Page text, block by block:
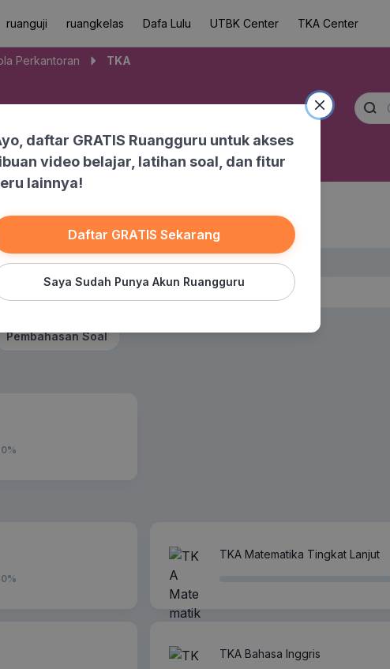
ruanguji ruangkelas Dafa Lulu UTBK Center TKA Center
Perkantoran TKA
Banksoal
Pembahasan Soal
0%
0%
TKA Matematika Tingkat Lanjut
TKA Bahasa Inggris
daftar GRATIS Ruangguru untuk akses
video belajar, latihan soal, dan fitur
lainnya!
Daftar GRATIS Sekarang
Saya Sudah Punya Akun Ruangguru